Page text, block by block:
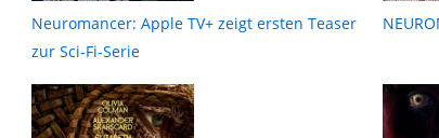
Neuromancer: Apple TV+ zeigt ersten Teaser
zur Sci-Fi-Serie